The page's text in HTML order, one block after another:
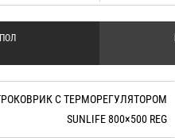
С ТЕРМОРЕГУЛЯТОРОМ
SUNLIFE 800×500 REG